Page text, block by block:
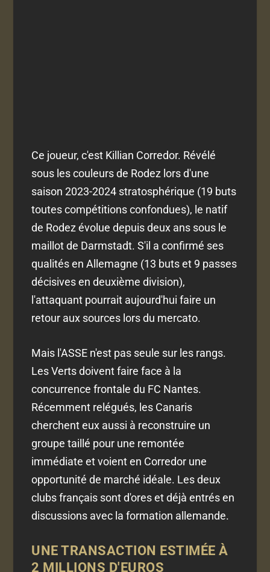
Ce joueur, c'est Killian Corredor. Révélé
sous les couleurs de Rodez lors d'une
saison 2023-2024 stratosphérique (19 buts
toutes compétitions confondues), le natif
de Rodez évolue depuis deux ans sous le
maillot de Darmstadt. S'il a confirmé ses
qualités en Allemagne (13 buts et 9 passes
décisives en deuxième division),
l'attaquant pourrait aujourd'hui faire un
retour aux sources lors du mercato.
Mais l'ASSE n'est pas seule sur les rangs.
Les Verts doivent faire face à la
concurrence frontale du FC Nantes.
Récemment relégués, les Canaris
cherchent eux aussi à reconstruire un
groupe taillé pour une remontée
immédiate et voient en Corredor une
opportunité de marché idéale. Les deux
clubs français sont d'ores et déjà entrés en
discussions avec la formation allemande.
UNE TRANSACTION ESTIMÉE À
2 MILLIONS D'EUROS